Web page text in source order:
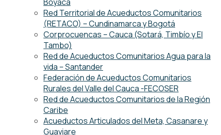
Red Territorial de Acueductos Comunitarios
(RETACO) – Cundinamarca y Bogotá
Corprocuencas – Cauca (Sotará, Timbío y El
Tambo)
Red de Acueductos Comunitarios Agua para la
vida – Santander
Federación de Acueductos Comunitarios
Rurales del Valle del Cauca -FECOSER
Red de Acueductos Comunitarios de la Región
Caribe
Acueductos Articulados del Meta, Casanare y
Guaviare